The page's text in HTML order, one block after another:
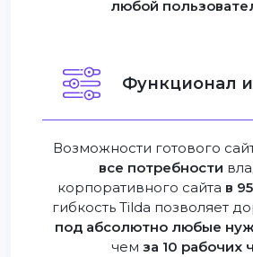
любой
Функционал и
Возможности готового
все потребности
корпоративного сайта в
гибкость Tilda позволяет
под абсолютно любые
чем за 10 рабочих